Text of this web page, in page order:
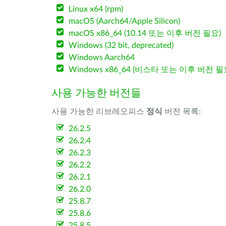
Linux x64 (rpm)
macOS (Aarch64/Apple Silicon)
macOS x86_64 (10.14 또는 이후 버전 필요)
Windows (32 bit, deprecated)
Windows Aarch64
Windows x86_64 (비스타 또는 이후 버전 필
사용 가능한 버전들
사용 가능한 리브레오피스 정식 버전 목록:
26.2.5
26.2.4
26.2.3
26.2.2
26.2.1
26.2.0
25.8.7
25.8.6